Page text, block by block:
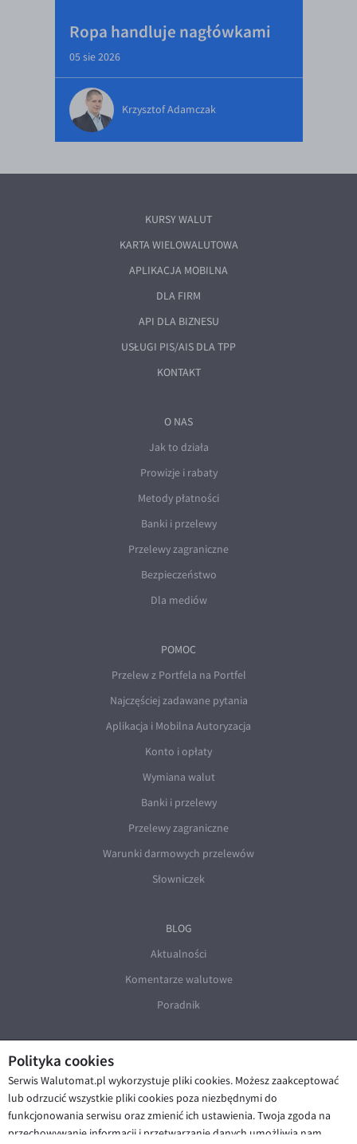
Ropa handluje nagłówkami
05 sie 2026
Krzysztof Adamczak
Polityka cookies
Serwis Walutomat.pl wykorzystuje pliki cookies. Możesz zaakceptować
lub odrzucić wszystkie pliki cookies poza niezbędnymi do
funkcjonowania serwisu oraz zmienić ich ustawienia. Twoja zgoda na
przechowywanie informacji i przetwarzanie danych umożliwia nam
KURSY WALUT
KARTA WIELOWALUTOWA
APLIKACJA MOBILNA
DLA FIRM
API DLA BIZNESU
USŁUGI PIS/AIS DLA TPP
KONTAKT
O NAS
Jak to działa
Prowizje i rabaty
Metody płatności
Banki i przelewy
Przelewy zagraniczne
Bezpieczeństwo
Dla mediów
POMOC
Przelew z Portfela na Portfel
Najczęściej zadawane pytania
Aplikacja i Mobilna Autoryzacja
Konto i opłaty
Wymiana walut
Banki i przelewy
Przelewy zagraniczne
Warunki darmowych przelewów
Słowniczek
BLOG
Aktualności
Komentarze walutowe
Poradnik
© Walutomat 2026 | Regulaminy
|
Polityka prywatności i cookies | Deklaracja dostępności